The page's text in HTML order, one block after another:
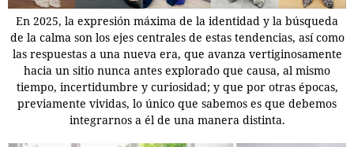
En 2025, la expresión máxima de la identidad y la búsqueda
de la calma son los ejes centrales de estas tendencias, así como
las respuestas a una nueva era, que avanza vertiginosamente
hacia un sitio nunca antes explorado que causa, al mismo
tiempo, incertidumbre y curiosidad; y que por otras épocas,
previamente vividas, lo único que sabemos es que debemos
integrarnos a él de una manera distinta.